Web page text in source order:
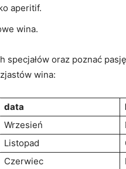
aperitif.
wina.
oraz poznać
‍wina:
data
Wrzesień
Listopad
Czerwiec